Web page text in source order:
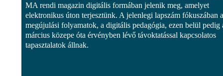
MA rendi magazin digitális formában jelenik meg, amelyet
elektronikus úton terjesztünk. A jelenlegi lapszám fókuszában a
megújulási folyamatok, a digitális pedagógia, ezen belül pedig
március közepe óta érvényben lévő távoktatással kapcsolatos
tapasztalatok állnak.